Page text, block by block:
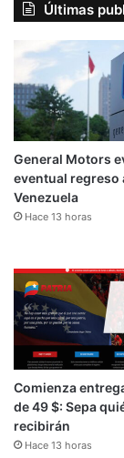
Últimas
General Motors
eventual regreso
Venezuela
Hace 13 horas
Comienza
de 49 $: Sepa
recibirán
Hace 13 horas